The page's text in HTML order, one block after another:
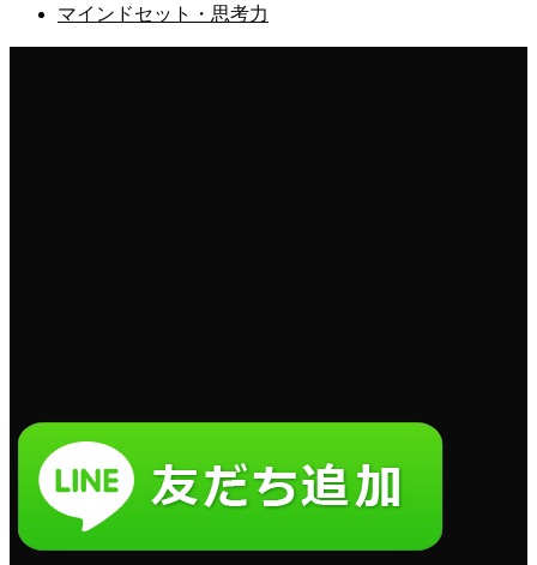
マインドセット・思考力